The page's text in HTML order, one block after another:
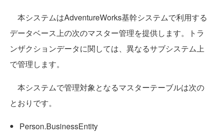
本システムはAdventureWorks基幹システムで利用する
データベース上の次のマスター管理を提供します。トラ
ンザクションデータに関しては、異なるサブシステム上
で管理します。
本システムで管理対象となるマスターテーブルは次の
とおりです。
Person.BusinessEntity